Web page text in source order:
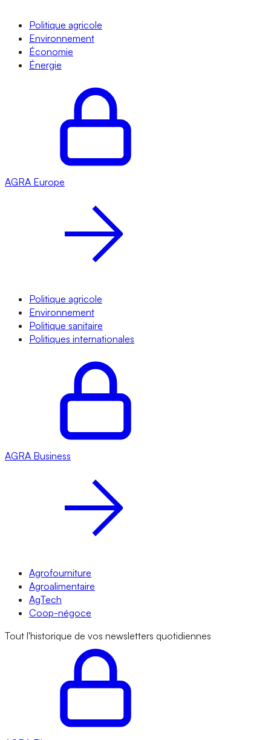
Politique agricole
Environnement
Économie
Énergie
AGRA Europe
Politique agricole
Environnement
Politique sanitaire
Politiques internationales
AGRA Business
Agrofourniture
Agroalimentaire
AgTech
Coop-négoce
Tout l'historique de vos newsletters quotidiennes